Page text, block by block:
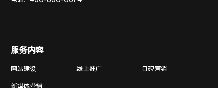
服务内容
网站建设 线上推广 口碑营销